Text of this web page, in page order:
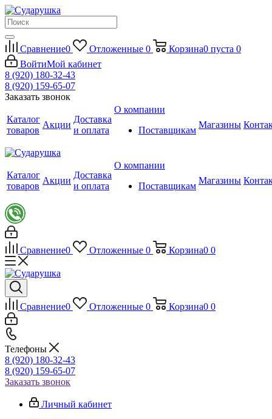
Сравнение0 Отложенные 0 Корзина0 пуста 0
ВойтиМой кабинет
8 (920) 180-32-43
8 (920) 159-65-07
Заказать звонок
Каталог
товаров
Акции
Доставка
и оплата
О компании
Поставщикам
Магазины
Каталог
товаров
Акции
Доставка
и оплата
О компании
Поставщикам
Магазины
Сравнение0 Отложенные 0 Корзина0 0
Сравнение0 Отложенные 0 Корзина0 0
Телефоны
8 (920) 180-32-43
8 (920) 159-65-07
Заказать звонок
Личный кабинет